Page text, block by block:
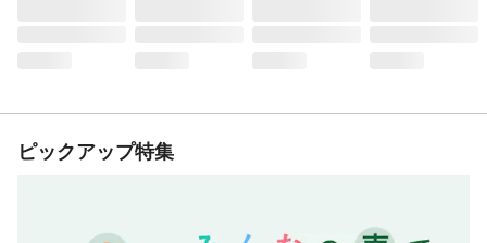
ピックアップ特集